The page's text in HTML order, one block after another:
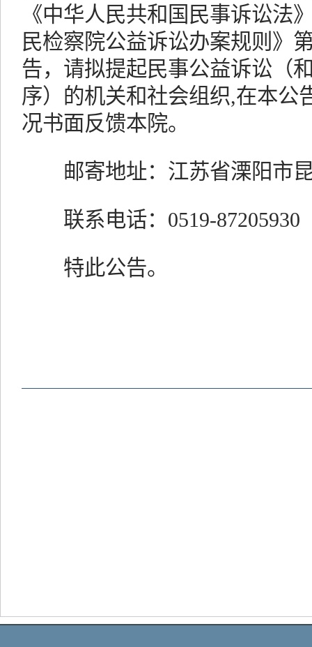
《中华人民共和国民事诉讼法
民检察院公益诉讼办案规则》
告，请拟提起民事公益诉讼（
序）的机关和社会组织,在本公
况书面反馈本院。
邮寄地址：江苏省溧阳市昆
联系电话：0519-87205930
特此公告。